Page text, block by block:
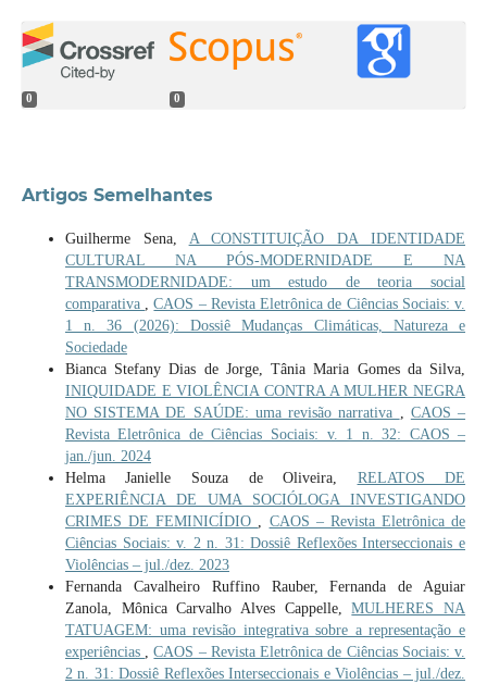
0 0
Artigos Semelhantes
Guilherme Sena, A CONSTITUIÇÃO DA IDENTIDADE
CULTURAL NA PÓS-MODERNIDADE E NA
TRANSMODERNIDADE: um estudo de teoria social
comparativa ,CAOS – Revista Eletrônica de Ciências Sociais: v.
1 n. 36 (2026): Dossiê Mudanças Climáticas, Natureza e
Sociedade
Bianca Stefany Dias de Jorge, Tânia Maria Gomes da Silva,
INIQUIDADE E VIOLÊNCIA CONTRA A MULHER NEGRA
NO SISTEMA DE SAÚDE: uma revisão narrativa , CAOS –
Revista Eletrônica de Ciências Sociais: v. 1 n. 32: CAOS –
jan./jun. 2024
Helma Janielle Souza de Oliveira, RELATOS DE
EXPERIÊNCIA DE UMA SOCIÓLOGA INVESTIGANDO
CRIMES DE FEMINICÍDIO , CAOS – Revista Eletrônica de
Ciências Sociais: v. 2 n. 31: Dossiê Reflexões Interseccionais e
Violências – jul./dez. 2023
Fernanda Cavalheiro Ruffino Rauber, Fernanda de Aguiar
Zanola, Mônica Carvalho Alves Cappelle,MULHERES NA
TATUAGEM: uma revisão integrativa sobre a representação e
experiências ,CAOS – Revista Eletrônica de Ciências Sociais: v.
2 n. 31: Dossiê Reflexões Interseccionais e Violências – jul./dez.